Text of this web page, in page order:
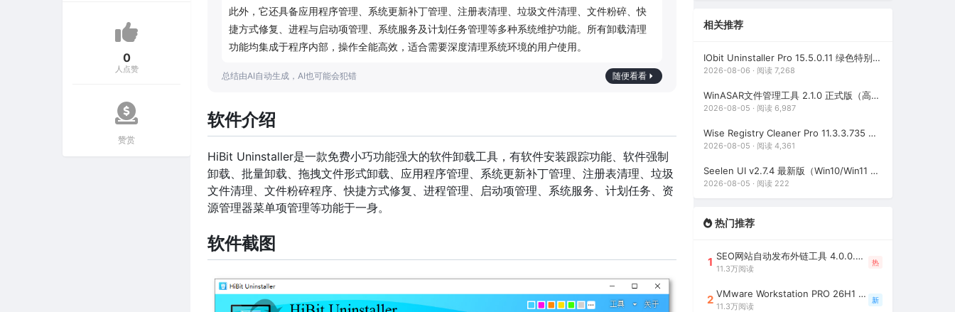
0
人点赞
赞赏
此外，它还具备应用程序管理、系统更新补丁管理、注册表清理、垃圾文件清理、文件粉碎、快
捷方式修复、进程与启动项管理、系统服务及计划任务管理等多种系统维护功能。所有卸载清理
功能均集成于程序内部，操作全能高效，适合需要深度清理系统环境的用户使用。
总结由AI自动生成，AI也可能会犯错 随便看看
软件介绍
HiBit Uninstaller是一款免费小巧功能强大的软件卸载工具，有软件安装跟踪功能、软件强制
卸载、批量卸载、拖拽文件形式卸载、应用程序管理、系统更新补丁管理、注册表清理、垃圾
文件清理、文件粉碎程序、快捷方式修复、进程管理、启动项管理、系统服务、计划任务、资
源管理器菜单项管理等功能于一身。
软件截图
相关推荐
IObit Uninstaller Pro 15.5.0.11 绿色特别版（强大的软件卸载工具）
2026-08-06 · 阅读 7,268
WinASAR文件管理工具 2.1.0 正式版（高仿WinRAR，最好用的Electron ASAR文件打包/解包工具、压缩/解压工具）
2026-08-05 · 阅读 6,987
Wise Registry Cleaner Pro 11.3.3.735 绿色便携版（注册表清理工具）
2026-08-05 · 阅读 4,361
Seelen UI v2.7.4 最新版（Win10/Win11 个性化桌面美化工具）
2026-08-05 · 阅读 222
热门推荐
1 SEO网站自动发布外链工具 4.0.0.0 吾乐吧优化版（智能代理狂刷外链）
11.3万阅读
热
2 VMware Workstation PRO 26H1 中文精简安装注册版 / 完整版（最好用的虚拟机软件）
11.3万阅读
新